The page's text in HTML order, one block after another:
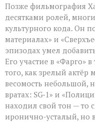
Позже фильмография
десятками ролей,
культурного кода. Он
материалах» и
эпизодах умел
Его участие в «Фарго»
того, как зрелый актёр
весомость небольшой,
вратах: SG‑1» и
находил свой тон — то
иронично-усталый, но